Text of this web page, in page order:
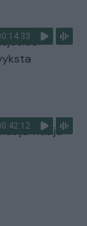
Rusija